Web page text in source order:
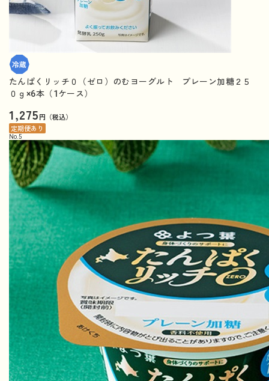
たんぱくリッチ０（ゼロ）のむヨーグルト プレーン加糖２５
０ｇ×6本（1ケース）
1,275円（税込）
定期便あり
No. 5